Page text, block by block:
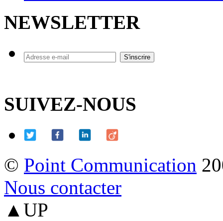
NEWSLETTER
SUIVEZ-NOUS
© Point Communication
Nous contacter
▲UP